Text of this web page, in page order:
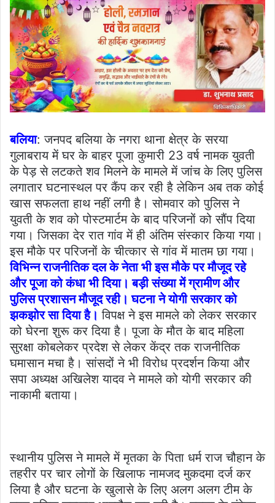
बलिया: जनपद बलिया के नगरा थाना क्षेत्र के सरया
गुलाबराय में घर के बाहर पूजा कुमारी 23 वर्ष नामक युवती
के पेड़ से लटकते शव मिलने के मामले में जांच के लिए पुलिस
लगातार घटनास्थल पर कैंप कर रही है लेकिन अब तक कोई
खास सफलता हाथ नहीं लगी है। सोमवार को पुलिस ने
युवती के शव को पोस्टमार्टम के बाद परिजनों को सौंप दिया
गया। जिसका देर रात गांव में ही अंतिम संस्कार किया गया।
इस मौके पर परिजनों के चीत्कार से गांव में मातम छा गया।
विभिन्न राजनीतिक दल के नेता भी इस मौके पर मौजूद रहे
और पूजा को कंधा भी दिया। बड़ी संख्या में ग्रामीण और
पुलिस प्रशासन मौजूद रही। घटना ने योगी सरकार को
झकझोर सा दिया है। विपक्ष ने इस मामले को लेकर सरकार
को घेरना शुरू कर दिया है। पूजा के मौत के बाद महिला
सुरक्षा कोबलेकर प्रदेश से लेकर केंद्र तक राजनीतिक
घमासान मचा है। सांसदों ने भी विरोध प्रदर्शन किया और
सपा अध्यक्ष अखिलेश यादव ने मामले को योगी सरकार की
नाकामी बताया।
स्थानीय पुलिस ने मामले में मृतका के पिता धर्म राज चौहान के
तहरीर पर चार लोगों के खिलाफ नामजद मुकदमा दर्ज कर
लिया है और घटना के खुलासे के लिए अलग अलग टीम के